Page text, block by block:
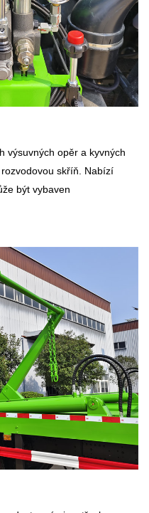
výsuvných opěr a kyvných
skříň. Nabízí
být vybaven